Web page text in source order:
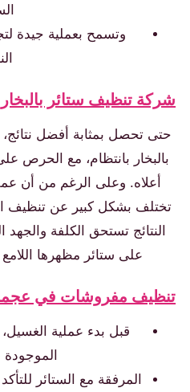
وتسمح بعملية جيدة
شركة تنظيف ستائر
حتى تحصل بمثابة أفضل
بالبخار بانتظام، مع الحرص
أعلاه. وعلى الرغم من أن
تختلف بشكل كبير عن تنظيف
النتائج تستحق الكلفة
على ستائر مظهرها
تنظيف مفروشات في
قبل بدء عملية
المرفقة مع الستائر